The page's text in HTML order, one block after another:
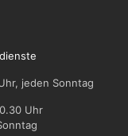
jeden Sonntag
Uhr